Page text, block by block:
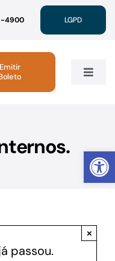
Abrir
4900 LGPD
Toggle
Emitir
passou.
×